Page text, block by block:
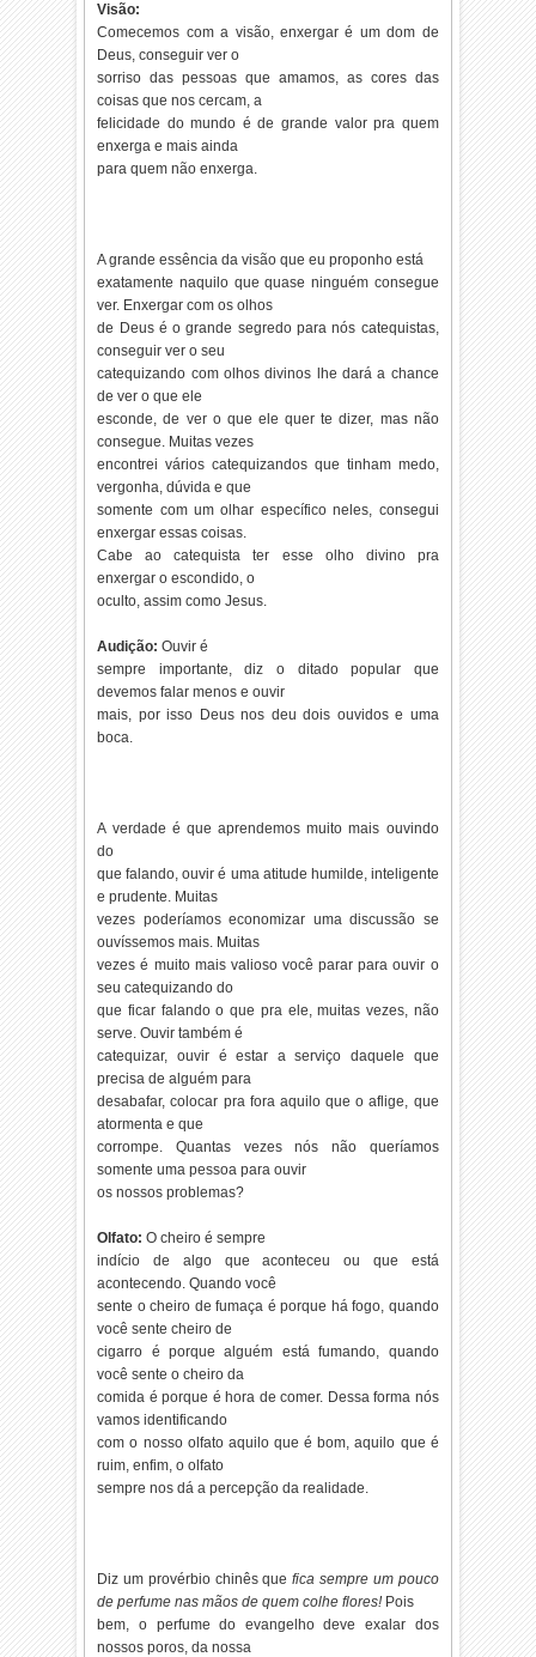
Visão:
Comecemos com a visão, enxergar é um dom de
Deus, conseguir ver o
sorriso das pessoas que amamos, as cores das
coisas que nos cercam, a
felicidade do mundo é de grande valor pra quem
enxerga e mais ainda
para quem não enxerga.
A grande essência da visão que eu proponho está
exatamente naquilo que quase ninguém consegue
ver. Enxergar com os olhos
de Deus é o grande segredo para nós catequistas,
conseguir ver o seu
catequizando com olhos divinos lhe dará a chance
de ver o que ele
esconde, de ver o que ele quer te dizer, mas não
consegue. Muitas vezes
encontrei vários catequizandos que tinham medo,
vergonha, dúvida e que
somente com um olhar específico neles, consegui
enxergar essas coisas.
Cabe ao catequista ter esse olho divino pra
enxergar o escondido, o
oculto, assim como Jesus.
Audição: Ouvir é
sempre importante, diz o ditado popular que
devemos falar menos e ouvir
mais, por isso Deus nos deu dois ouvidos e uma
boca.
A verdade é que aprendemos muito mais ouvindo
do
que falando, ouvir é uma atitude humilde, inteligente
e prudente. Muitas
vezes poderíamos economizar uma discussão se
ouvíssemos mais. Muitas
vezes é muito mais valioso você parar para ouvir o
seu catequizando do
que ficar falando o que pra ele, muitas vezes, não
serve. Ouvir também é
catequizar, ouvir é estar a serviço daquele que
precisa de alguém para
desabafar, colocar pra fora aquilo que o aflige, que
atormenta e que
corrompe. Quantas vezes nós não queríamos
somente uma pessoa para ouvir
os nossos problemas?
Olfato: O cheiro é sempre
indício de algo que aconteceu ou que está
acontecendo. Quando você
sente o cheiro de fumaça é porque há fogo, quando
você sente cheiro de
cigarro é porque alguém está fumando, quando
você sente o cheiro da
comida é porque é hora de comer. Dessa forma nós
vamos identificando
com o nosso olfato aquilo que é bom, aquilo que é
ruim, enfim, o olfato
sempre nos dá a percepção da realidade.
Diz um provérbio chinês quefica sempre um pouco
de perfume nas mãos de quem colhe flores! Pois
bem, o perfume do evangelho deve exalar dos
nossos poros, da nossa